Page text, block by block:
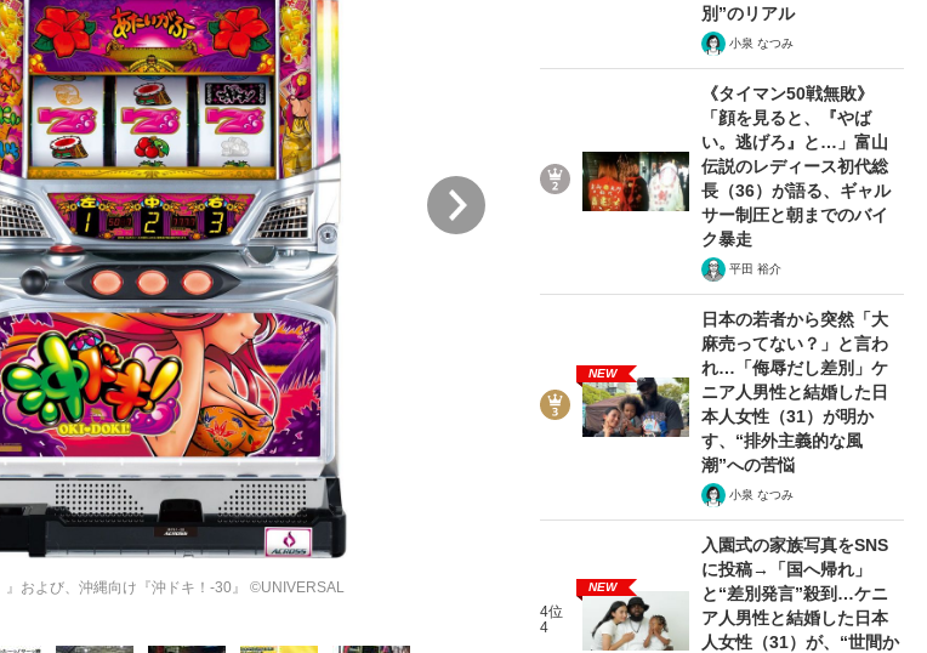
（91...
もっと見る
もっと見る
および、沖縄向け『沖ドキ！-30』 ©UNIVERSAL
2/13
別”のリアル
小泉 なつみ
《タイマン50戦無敗》
「顔を見ると、『やば
い。逃げろ』と…」富山
伝説のレディース初代総
長（36）が語る、ギャル
サー制圧と朝までのバイ
ク暴走
平田 裕介
NEW
日本の若者から突然「大
麻売ってない？」と言わ
れ…「侮辱だし差別」ケ
ニア人男性と結婚した日
本人女性（31）が明か
す、“排外主義的な風
潮”への苦悩
小泉 なつみ
4位
4
NEW
入園式の家族写真をSNS
に投稿→「国へ帰れ」
と“差別発言”殺到…ケニ
ア人男性と結婚した日本
人女性（31）が、“世間か